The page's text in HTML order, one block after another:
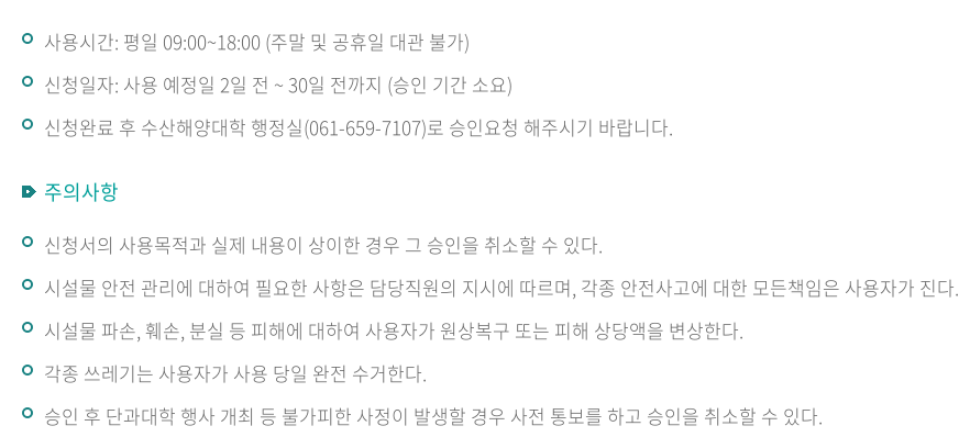
사용시간: 평일 09:00~18:00 (주말 및 공휴일 대관 불가)
신청일자: 사용 예정일 2일 전 ~ 30일 전까지 (승인 기간 소요)
신청완료 후 수산해양대학 행정실(061-659-7107)로 승인요청 해주시기 바랍니다.
주의사항
신청서의 사용목적과 실제 내용이 상이한 경우 그 승인을 취소할 수 있다.
시설물 안전 관리에 대하여 필요한 사항은 담당직원의 지시에 따르며, 각종 안전사고에 대한 모든책임은 사용자가 진다.
시설물 파손, 훼손, 분실 등 피해에 대하여 사용자가 원상복구 또는 피해 상당액을 변상한다.
각종 쓰레기는 사용자가 사용 당일 완전 수거한다.
승인 후 단과대학 행사 개최 등 불가피한 사정이 발생할 경우 사전 통보를 하고 승인을 취소할 수 있다.